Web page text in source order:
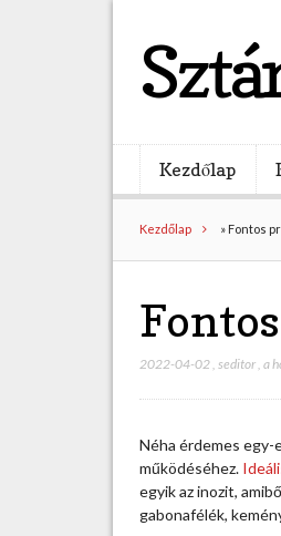
Kezdőlap
Kezdőlap » Fontos
2022-04-02 seditor ,F
o
s
p
r
a
Néha érdemes
működéséhez.
egyik az inozit,
gabonafélék,